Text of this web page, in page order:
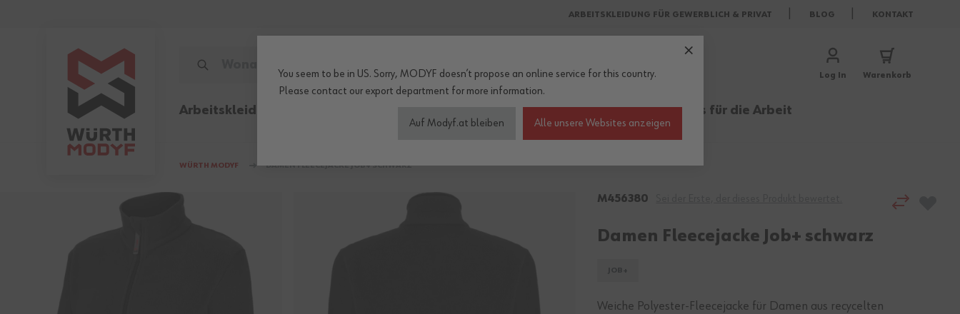
ARBEITSKLEIDUNG FÜR GEWERBLICH & PRIVAT BLOG KONTAKT
Log In Warenkorb
Arbeitskleidung AccessoiresKollektionenBerufeBasics für die Arbeit
WÜRTH MODYF DAMEN FLEECEJACKE JOB+ SCHWARZ
M456380
Damen Fleecejacke Job+ schwarz
Weiche Polyester-Fleecejacke für Damen aus recycelten
You seem to be in US. Sorry, MODYF doesn’t propose an online service for this country.
Please contact our export department for more information.
Auf Modyf.at bleiben Alle unsere Websites anzeigen